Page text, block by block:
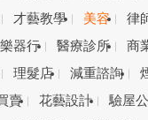
才藝教學 美容
律
樂器行 醫療診所
商
理髮店 減重諮詢
賣 花藝設計
驗屋